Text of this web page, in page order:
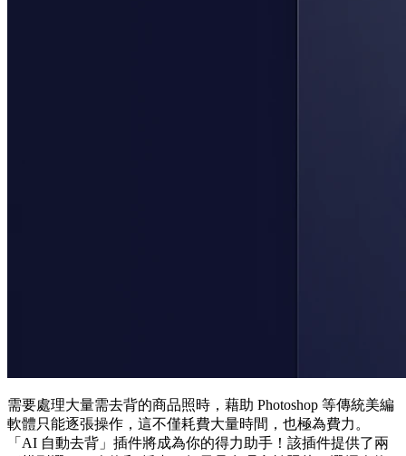
需要處理大量需去背的商品照時，藉助 Photoshop 等傳統美編
軟體只能逐張操作，這不僅耗費大量時間，也極為費力。
「AI 自動去背」插件將成為你的得力助手！該插件提供了兩